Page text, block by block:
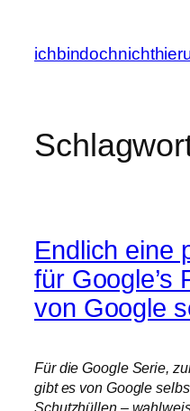
springen
Endlich eine
für Google’s
von Google
Für die Google Serie,
gibt es von Google